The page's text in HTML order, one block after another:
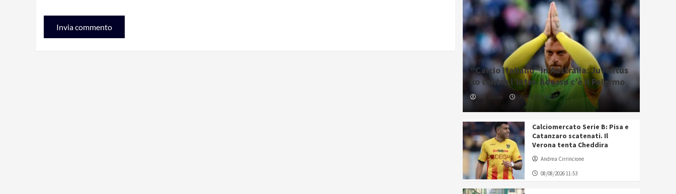
“Calcio italiano” in Australia: Juventus
ko contro l’Inter. Adesso c’è il Palermo
Redazione 08/08/2026 16:09
Calciomercato Serie B: Pisa e
Catanzaro scatenati. Il
Verona tenta Cheddira
Andrea Cirrincione
08/08/2026 11:53